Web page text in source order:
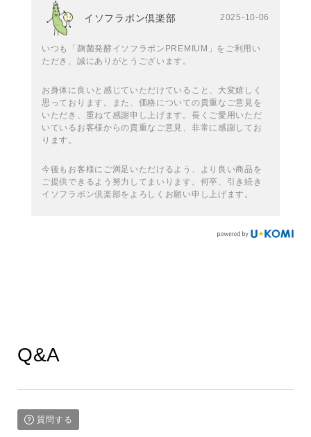
イソフラボン倶楽部 2025-10-06
いつも「麹菌発酵イソフラボンPREMIUM」をご利用い
ただき、誠にありがとうございます。
お身体に良いと感じていただけていること、大変嬉しく
思っております。また、価格についての貴重なご意見を
いただき、重ねて感謝申し上げます。長くご愛用いただ
いているお客様からの貴重なご意見、非常に感謝してお
ります。
今後もお客様にご満足いただけるよう、より良い商品を
ご提供できるよう努力してまいります。何卒、引き続き
イソフラボン倶楽部をよろしくお願い申し上げます。
Q&A
質問する